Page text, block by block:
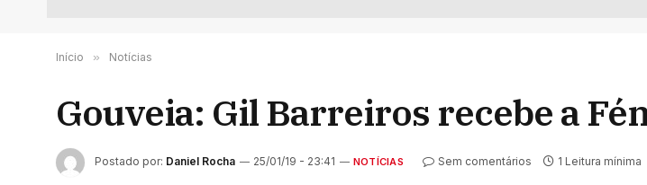
Início » Notícias
Gouveia: Gil Barreiros recebe a
Postado por: Daniel Rocha 25/01/19 - 23:41 NOTÍCIAS Sem comentários 1 Leitura mínima